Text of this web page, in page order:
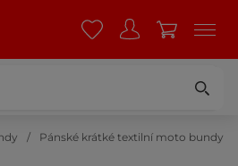
Pánské krátké textilní moto bundy